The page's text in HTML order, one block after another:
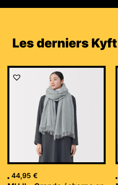
Les derniers
44,95 €